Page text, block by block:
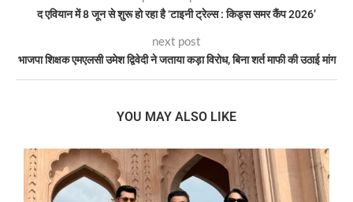
द एवियान में 8 जून से शुरू हो रहा है ‘टाइनी ट्रेल्स : किड्स समर कैंप 2026’
next post
भाजपा शिक्षक एमएलसी उमेश द्विवेदी ने जताया कड़ा विरोध, बिना शर्त माफी की उठाई मांग
YOU MAY ALSO LIKE